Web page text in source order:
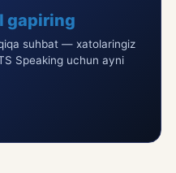
gapiring
suhbat — xatolaringiz
Speaking uchun ayni